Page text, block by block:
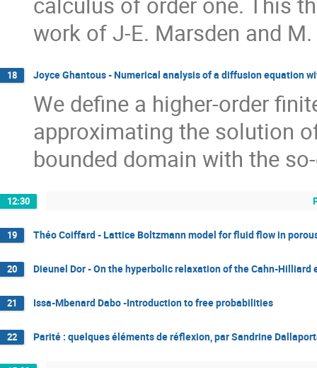
work of J-E. Marsden and
18 Joyce Ghantous - Numerical analysis of a diffusion equation
We define a higher-order
approximating the solution
bounded domain with the
12:30
19 Théo Coiffard - Lattice Boltzmann model for fluid flow in
20 Dieunel Dor - On the hyperbolic relaxation of the Cahn-
21 Issa-Mbenard Dabo -Introduction to free probabilities
22 Parité : quelques éléments de réflexion, par Sandrine